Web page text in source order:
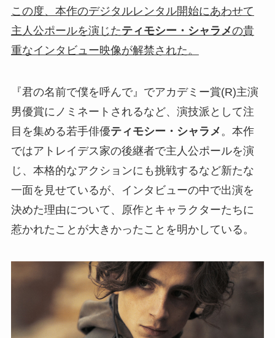
この度、本作のデジタルレンタル開始にあわせて
主人公ポールを演じたティモシー・シャラメの貴
重なインタビュー映像が解禁された。
『君の名前で僕を呼んで』でアカデミー賞(R)主演
男優賞にノミネートされるなど、演技派として注
目を集める若手俳優ティモシー・シャラメ 。本作
ではアトレイデス家の後継者で主人公ポールを演
じ、本格的なアクションにも挑戦するなど新たな
一面を見せているが、インタビューの中で出演を
決めた理由について、原作とキャラクターたちに
惹かれたことが大きかったことを明かしている。